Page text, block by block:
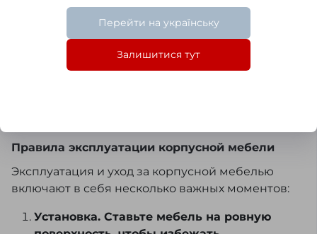
водонепроницаемые коврики или
подкладки под ножки мебели, чтобы
исключить контакт с влажным полом.
Правила эксплуатации корпусной мебели
Эксплуатация и уход за корпусной мебелью
включают в себя несколько важных моментов:
Установка. Ставьте мебель на ровную
Перейти на українську
Залишитися тут